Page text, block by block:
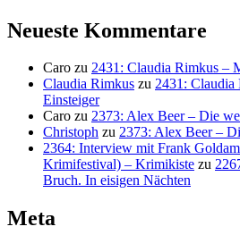
Neueste Kommentare
Caro zu 2431: Claudia Rimkus –
Claudia Rimkus zu 2431: Claudia
Einsteiger
Caro zu 2373: Alex Beer – Die
Christoph zu 2373: Alex Beer –
2364: Interview mit Frank
Krimifestival) – Krimikiste zu
Bruch. In eisigen Nächten
Meta